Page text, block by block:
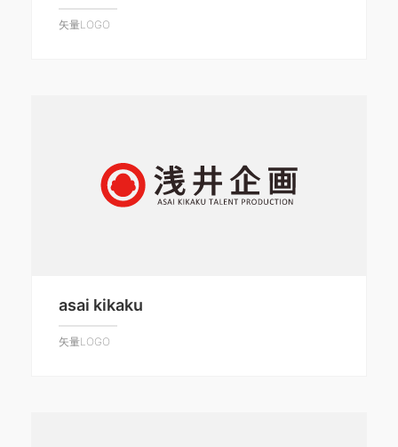
矢量LOGO
asai kikaku
矢量LOGO